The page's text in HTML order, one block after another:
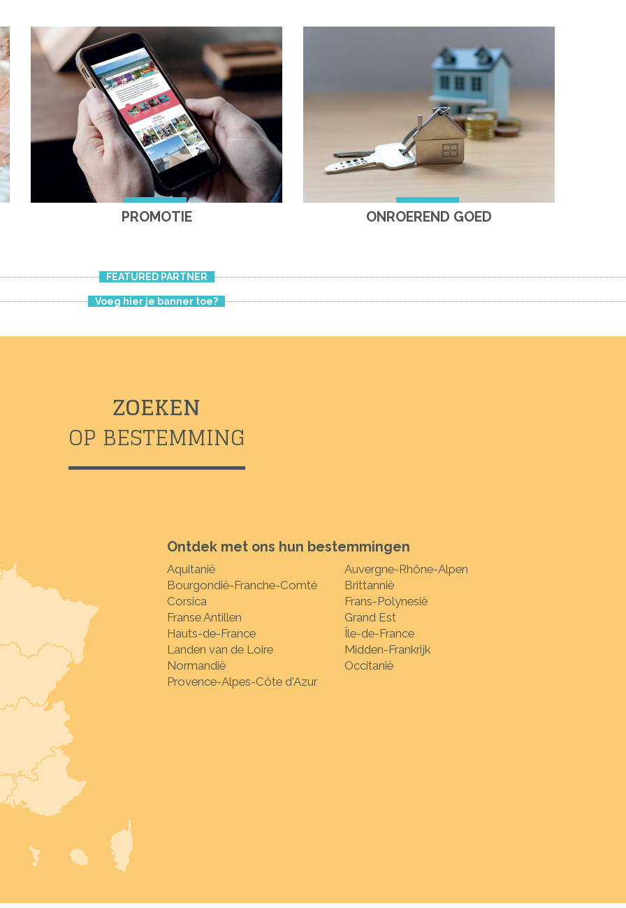
PROMOTIE ONROEREND GOED
FEATURED PARTNER
Voeg hier je banner toe?
ZOEKEN
OP BESTEMMING
Ontdek met ons hun bestemmingen
Aquitanië
Auvergne-Rhône-Alpen
Bourgondië-Franche-Comté
Brittannië
Corsica
Frans-Polynesië
Franse Antillen
Grand Est
Hauts-de-France
Île-de-France
Landen van de Loire
Midden-Frankrijk
Normandië
Occitanië
Provence-Alpes-Côte d'Azur